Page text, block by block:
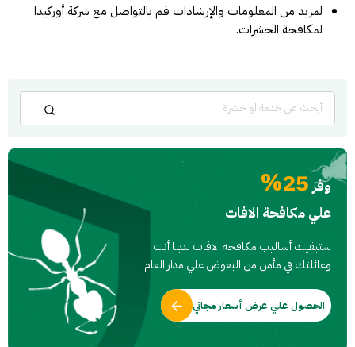
لمزيد من المعلومات والإرشادات قم بالتواصل مع شركة أوركيدا
لمكافحة الحشرات.
وفر25%
علي مكافحة الافات
ستبقيك أساليب مكافحه الافات لدينا أنت
وعائلتك في مأمن من البعوض علي مدار العام
الحصول علي عرض أسعار مجاني